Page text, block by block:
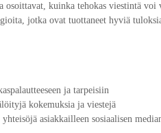
osoittavat, kuinka tehokas viestintä
jotka ovat tuottaneet hyviä
ja tarpeisiin
kokemuksia ja viestejä
asiakkailleen sosiaalisen